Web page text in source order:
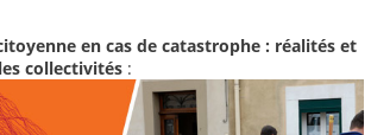
en cas de catastrophe : réalités et
collectivités :